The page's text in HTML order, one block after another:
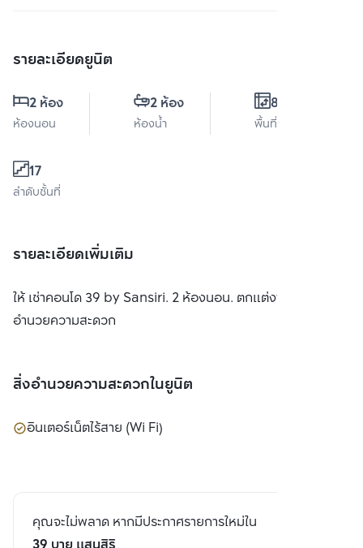
รายละเอียดยูนิต
2 ห้อง
ห้องนอน
2 ห้อง
ห้องน้ำ
80 ตร.ม.
พื้นที่ใช้สอย
17
ลำดับชั้นที่
รายละเอียดเพิ่มเติม
ให้ เช่าคอนโด 39 by Sansiri. 2 ห้องนอน. ตกแต่งพร้อมสิ่ง
อำนวยความสะดวก
สิ่งอำนวยความสะดวกในยูนิต
อินเตอร์เน็ตไร้สาย (Wi Fi)
คุณจะไม่พลาด หากมีประกาศรายการใหม่ใน